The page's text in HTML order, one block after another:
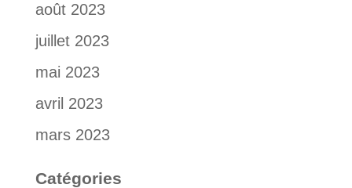
août 2023
juillet 2023
mai 2023
avril 2023
mars 2023
Catégories